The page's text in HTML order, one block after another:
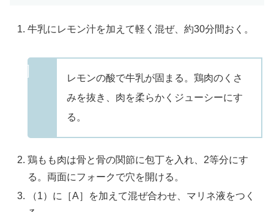
牛乳にレモン汁を加えて軽く混ぜ、約30分間おく。
レモンの酸で牛乳が固まる。鶏肉のくさ
みを抜き、肉を柔らかくジューシーにす
る。
鶏もも肉は骨と骨の関節に包丁を入れ、2等分にす
る。両面にフォークで穴を開ける。
（1）に［A］を加えて混ぜ合わせ、マリネ液をつく